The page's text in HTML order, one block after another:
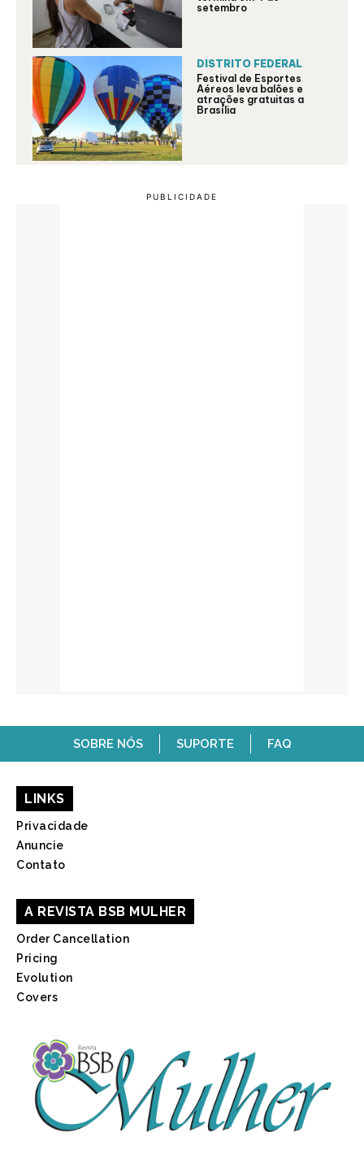
setembro
DISTRITO FEDERAL
Festival de Esportes
Aéreos leva balões e
atrações gratuitas a
Brasília
SOBRE NÓS SUPORTE FAQ
LINKS
Privacidade
Anuncie
Contato
A REVISTA BSB MULHER
Order Cancellation
Pricing
Evolution
Covers